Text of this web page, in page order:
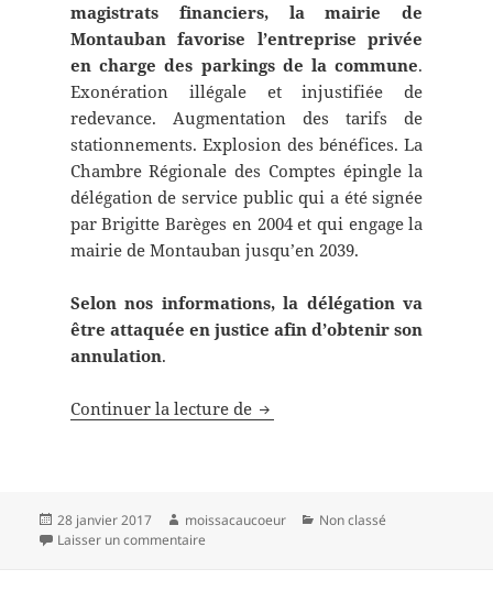
magistrats financiers, la mairie de
Montauban favorise l’entreprise privée
en charge des parkings de la commune.
Exonération illégale et injustifiée de
redevance. Augmentation des tarifs de
stationnements. Explosion des bénéfices. La
Chambre Régionale des Comptes épingle la
délégation de service public qui a été signée
par Brigitte Barèges en 2004 et qui engage la
mairie de Montauban jusqu’en 2039.
Selon nos informations, la délégation va
être attaquée en justice afin d’obtenir son
annulation.
Continuer la lecture de La Chambre Régionale des
Publié
le
28 janvier 2017 Auteur
moissacaucoeur Catégories
Non classé
Laisser un commentaire